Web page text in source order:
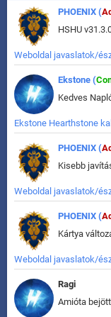
PHOENIX (
HSHU
Weboldal javaslatok/
Ekstone (
Kedves
Ekstone Hearthstone
PHOENIX (
Kisebb
Weboldal javaslatok/
PHOENIX (
Weboldal javaslatok/
Ragi